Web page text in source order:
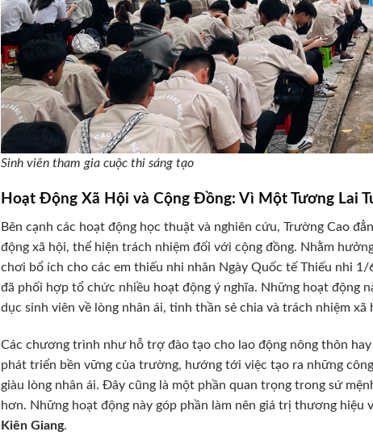
Sinh viên tham gia cuộc thi sáng tạo
Hoạt Động Xã Hội và Cộng Đồng: Vì Một Tương Lai
Bên cạnh các hoạt động học thuật và nghiên cứu, Trường Cao
động xã hội, thể hiện trách nhiệm đối với cộng đồng. Nhằm
chơi bổ ích cho các em thiếu nhi nhân Ngày Quốc tế Thiếu nhi
đã phối hợp tổ chức nhiều hoạt động ý nghĩa. Những hoạt động
dục sinh viên về lòng nhân ái, tinh thần sẻ chia và trách nhiệm xã
Các chương trình như hỗ trợ đào tạo cho lao động nông thôn
phát triển bền vững của trường, hướng tới việc tạo ra những
giàu lòng nhân ái. Đây cũng là một phần quan trọng trong sứ
hơn. Những hoạt động này góp phần làm nên giá trị thương hiệu
Kiên Giang.